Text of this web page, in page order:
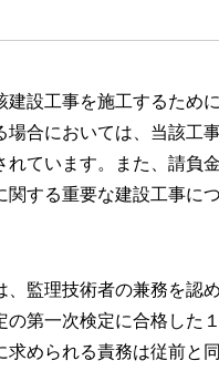
設工事を施工するため
合においては、当該工
ています。また、請負
する重要な建設工事に
監理技術者の兼務を認
第一次検定に合格した
められる責務は従前と